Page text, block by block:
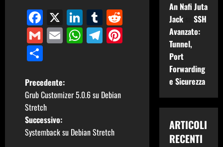
Facebook
X LinkedIn
TumblrReddit
GmailEmailWhatsApp
Telegram
Pinterest
N
a
v
Precedente:
Grub Customizer 5.0.6 su Debian
Stretch
Successivo:
Systemback su Debian Stretch
An Nafi Juta
Jacksu SSH
Avanzato:
Tunnel,
Port
Forwarding
e Sicurezza
ARTICOLI
RECENTI